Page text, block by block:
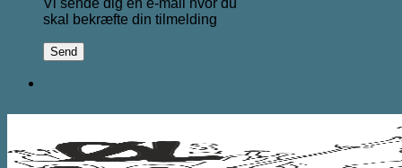
Vi sende dig en e-mail hvor du
skal bekræfte din tilmelding